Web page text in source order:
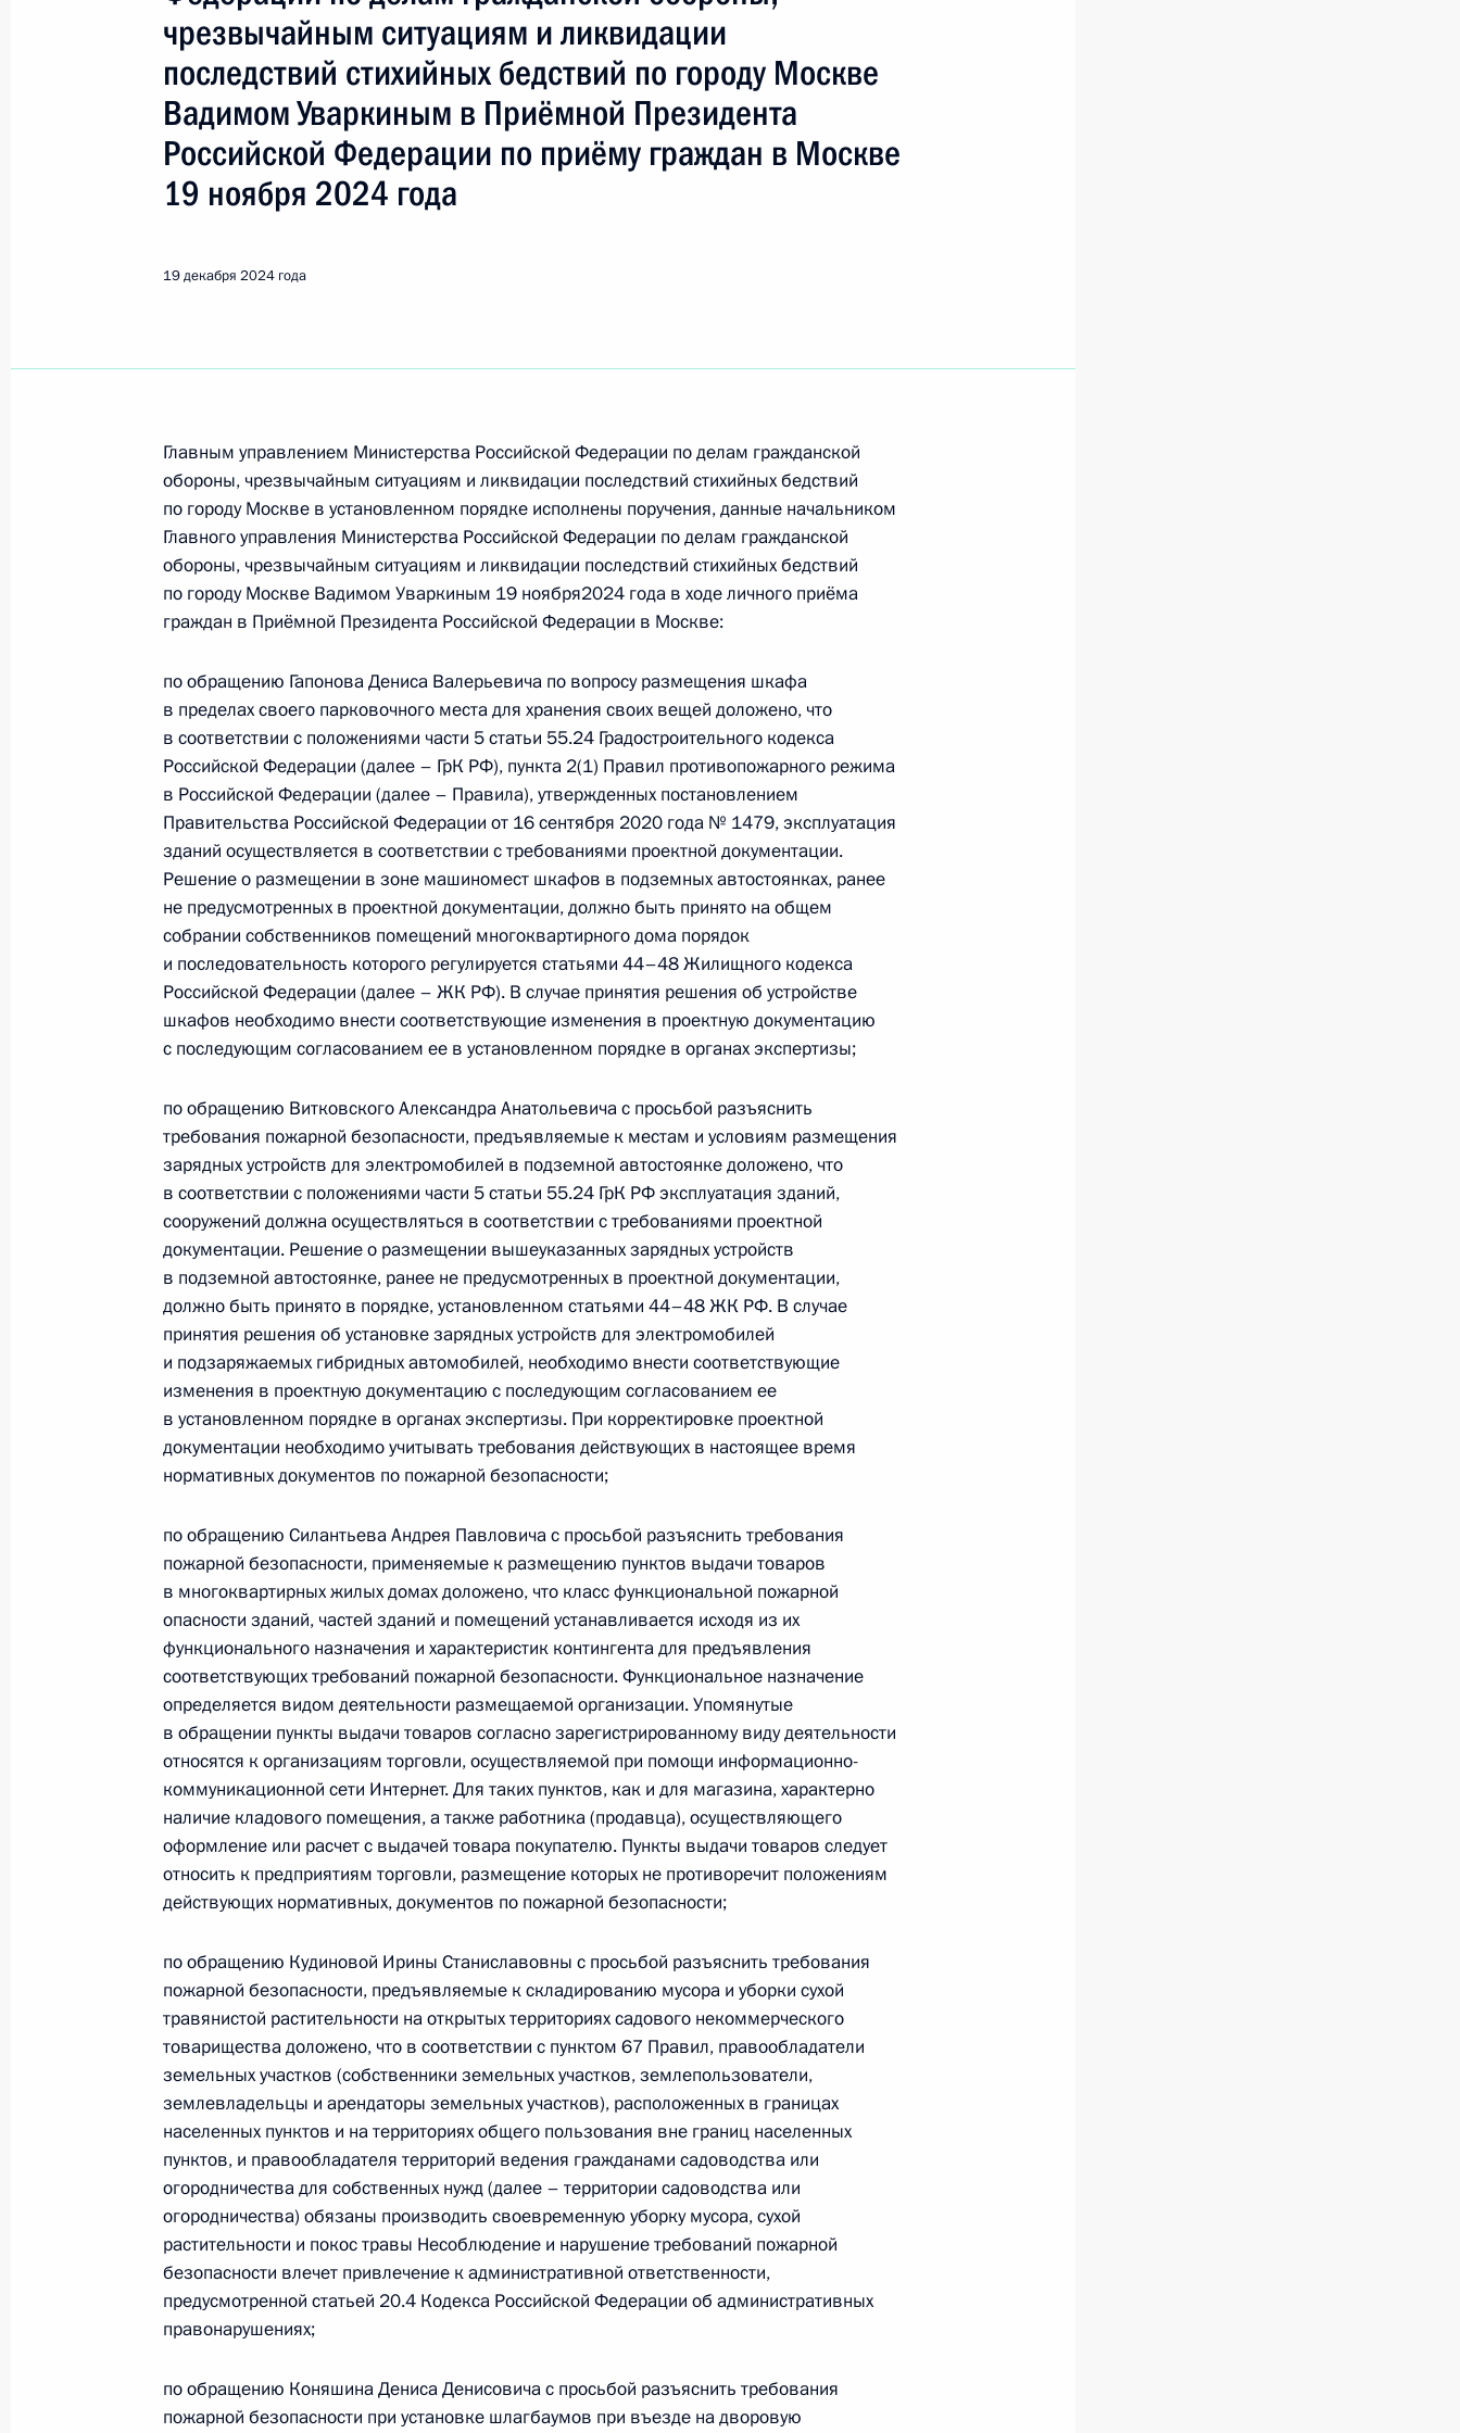
Поиск по руководителю, географии и тематике
Все руководители, регионы, города и темы
25 февраля 2026 года по поручению Президента Российской Федерации
стихийных бедствий по городу Москве Вадим Уваркин провёл в Приёмной
Президента Российской Федерации по приёму граждан в Москве личный приём
граждан
25 февраля 2026 года, 18:48
9 сентября 2025 года по поручению Президента Российской Федерации начальник
Главного управления Министерства Российской Федерации по делам гражданской
обороны, чрезвычайным ситуациям и ликвидации последствий стихийных бедствий
по городу Москве Вадим Уваркин провёл в Приёмной Президента Российской
Федерации по приёму граждан в Москве личный приём граждан
9 сентября 2025 года, 17:01
20 июня 2025 года, пятница
Исполнены поручения, данные по результатам личного приёма, проведённого
по поручению Президента Российской Федерации начальником Главного
управления Министерства Российской Федерации по делам гражданской обороны,
чрезвычайным ситуациям и ликвидации последствий стихийных бедствий по городу
Москве Вадимом Уваркиным в Приёмной Президента Российской Федерации
по приёму граждан в Москве 20 мая 2025 года
20 июня 2025 года, 14:30
20 мая 2025 года, вторник
20 мая 2025 года по поручению Президента Российской Федерации начальник
Главного управления Министерства Российской Федерации по делам гражданской
обороны, чрезвычайным ситуациям и ликвидации последствий стихийных бедствий
по городу Москве Вадим Уваркин провёл в Приёмной Президента Российской
Федерации по приёму граждан в Москве личный приём граждан
19 декабря 2024 года, четверг
Исполнены поручения, данные по результатам личного приёма, проведённого
по поручению Президента Российской Федерации начальником Главного
управления Министерства Российской Федерации по делам гражданской обороны,
чрезвычайным ситуациям и ликвидации последствий стихийных бедствий по городу
Москве Вадимом Уваркиным в Приёмной Президента Российской Федерации
по приёму граждан в Москве 19 ноября 2024 года
19 декабря 2024 года, 16:39
19 ноября 2024 года по поручению Президента Российской Федерации начальник
Главного управления Министерства Российской Федерации по делам гражданской
обороны, чрезвычайным ситуациям и ликвидации последствий стихийных бедствий
по городу Москве Вадим Уваркин провёл в Приёмной Президента Российской
Федерации по приёму граждан в Москве личный приём граждан
19 ноября 2024 года, 16:58
18 июля 2024 года, четверг
Исполнены поручения, данные по результатам личного приёма, проведённого
по поручению Президента Российской Федерации начальником Главного
управления Министерства Российской Федерации по делам гражданской обороны,
Москве Вадимом Уваркиным в Приёмной Президента Российской Федерации
по приёму граждан в Москве 20 июня 2024 года
чрезвычайным ситуациям и ликвидации
последствий стихийных бедствий по городу Москве
Вадимом Уваркиным в Приёмной Президента
Российской Федерации по приёму граждан в Москве
19 ноября 2024 года
19 декабря 2024 года
Главным управлением Министерства Российской Федерации по делам гражданской
обороны, чрезвычайным ситуациям и ликвидации последствий стихийных бедствий
по городу Москве в установленном порядке исполнены поручения, данные начальником
Главного управления Министерства Российской Федерации по делам гражданской
обороны, чрезвычайным ситуациям и ликвидации последствий стихийных бедствий
по городу Москве Вадимом Уваркиным 19 ноября2024 года в ходе личного приёма
граждан в Приёмной Президента Российской Федерации в Москве:
по обращению Гапонова Дениса Валерьевича по вопросу размещения шкафа
в пределах своего парковочного места для хранения своих вещей доложено, что
в соответствии с положениями части 5 статьи 55.24 Градостроительного кодекса
Российской Федерации (далее – ГрК РФ), пункта 2(1) Правил противопожарного режима
в Российской Федерации (далее – Правила), утвержденных постановлением
Правительства Российской Федерации от 16 сентября 2020 года № 1479, эксплуатация
зданий осуществляется в соответствии с требованиями проектной документации.
Решение о размещении в зоне машиномест шкафов в подземных автостоянках, ранее
не предусмотренных в проектной документации, должно быть принято на общем
собрании собственников помещений многоквартирного дома порядок
и последовательность которого регулируется статьями 44–48 Жилищного кодекса
Российской Федерации (далее – ЖК РФ). В случае принятия решения об устройстве
шкафов необходимо внести соответствующие изменения в проектную документацию
с последующим согласованием ее в установленном порядке в органах экспертизы;
по обращению Витковского Александра Анатольевича с просьбой разъяснить
требования пожарной безопасности, предъявляемые к местам и условиям размещения
зарядных устройств для электромобилей в подземной автостоянке доложено, что
в соответствии с положениями части 5 статьи 55.24 ГрК РФ эксплуатация зданий,
сооружений должна осуществляться в соответствии с требованиями проектной
документации. Решение о размещении вышеуказанных зарядных устройств
в подземной автостоянке, ранее не предусмотренных в проектной документации,
должно быть принято в порядке, установленном статьями 44–48 ЖК РФ. В случае
принятия решения об установке зарядных устройств для электромобилей
и подзаряжаемых гибридных автомобилей, необходимо внести соответствующие
изменения в проектную документацию с последующим согласованием ее
в установленном порядке в органах экспертизы. При корректировке проектной
документации необходимо учитывать требования действующих в настоящее время
нормативных документов по пожарной безопасности;
по обращению Силантьева Андрея Павловича с просьбой разъяснить требования
пожарной безопасности, применяемые к размещению пунктов выдачи товаров
в многоквартирных жилых домах доложено, что класс функциональной пожарной
опасности зданий, частей зданий и помещений устанавливается исходя из их
функционального назначения и характеристик контингента для предъявления
соответствующих требований пожарной безопасности. Функциональное назначение
определяется видом деятельности размещаемой организации. Упомянутые
в обращении пункты выдачи товаров согласно зарегистрированному виду деятельности
относятся к организациям торговли, осуществляемой при помощи информационно-
коммуникационной сети Интернет. Для таких пунктов, как и для магазина, характерно
наличие кладового помещения, а также работника (продавца), осуществляющего
оформление или расчет с выдачей товара покупателю. Пункты выдачи товаров следует
относить к предприятиям торговли, размещение которых не противоречит положениям
действующих нормативных, документов по пожарной безопасности;
по обращению Кудиновой Ирины Станиславовны с просьбой разъяснить требования
пожарной безопасности, предъявляемые к складированию мусора и уборки сухой
травянистой растительности на открытых территориях садового некоммерческого
товарищества доложено, что в соответствии с пунктом 67 Правил, правообладатели
земельных участков (собственники земельных участков, землепользователи,
землевладельцы и арендаторы земельных участков), расположенных в границах
населенных пунктов и на территориях общего пользования вне границ населенных
пунктов, и правообладателя территорий ведения гражданами садоводства или
огородничества для собственных нужд (далее – территории садоводства или
огородничества) обязаны производить своевременную уборку мусора, сухой
растительности и покос травы Несоблюдение и нарушение требований пожарной
безопасности влечет привлечение к административной ответственности,
предусмотренной статьей 20.4 Кодекса Российской Федерации об административных
правонарушениях;
по обращению Коняшина Дениса Денисовича с просьбой разъяснить требования
пожарной безопасности при установке шлагбаумов при въезде на дворовую